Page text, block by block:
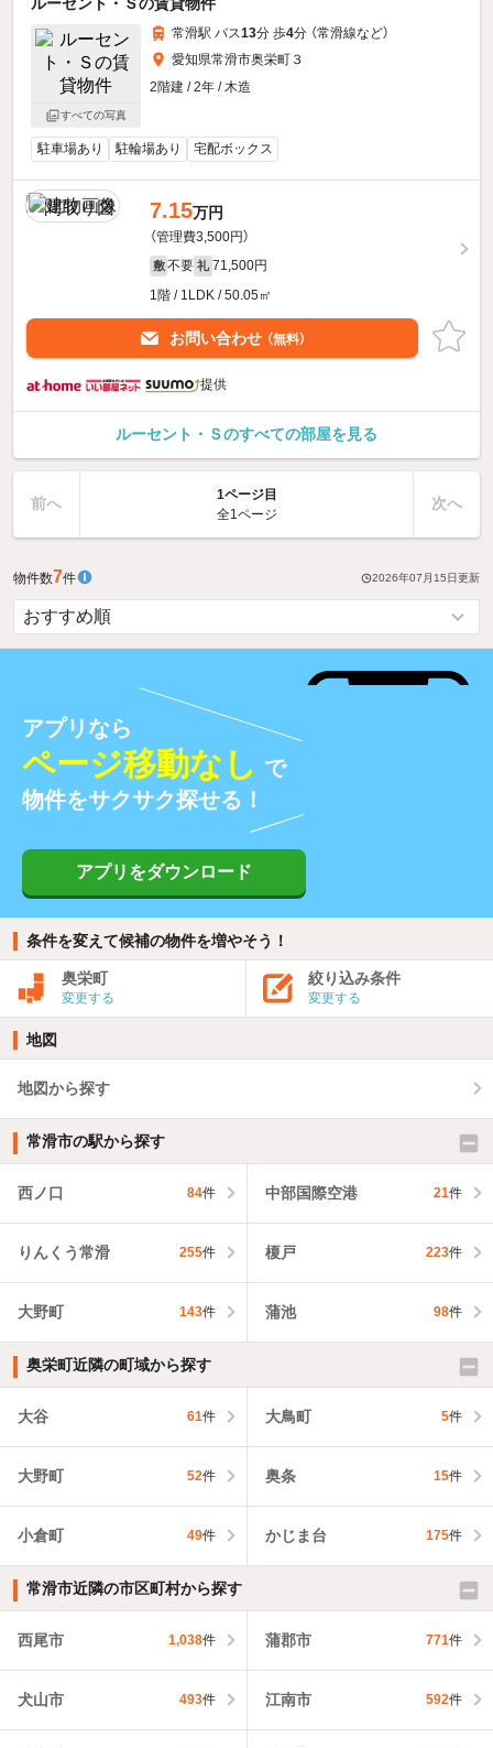
すべての写真
常滑駅 バス13分 歩4分 （常滑線など）
愛知県常滑市奥栄町３
2階建 / 2年 / 木造
駐車場あり 駐輪場あり 宅配ボックス
7.15万円
（管理費3,500円）
敷 不要 礼 71,500円
1階 / 1LDK / 50.05㎡
お問い合わせ （無料）
提供
ルーセント・Ｓのすべての部屋を見る
前へ
1ページ目
全1ページ
次へ
物件数7件 2026年07月15日更新
アプリなら
ページ移動なし で
物件をサクサク探せる！
アプリをダウンロード
条件を変えて候補の物件を増やそう！
奥栄町
変更する
絞り込み条件
変更する
地図
地図から探す
常滑市の駅から探す
西ノ口 84件 中部国際空港 21件
りんくう常滑 255件 榎戸 223件
大野町 143件 蒲池 98件
奥栄町近隣の町域から探す
大谷 61件 大鳥町 5件
大野町 52件 奥条 15件
小倉町 49件 かじま台 175件
常滑市近隣の市区町村から探す
西尾市 1,038件 蒲郡市 771件
犬山市 493件 江南市 592件